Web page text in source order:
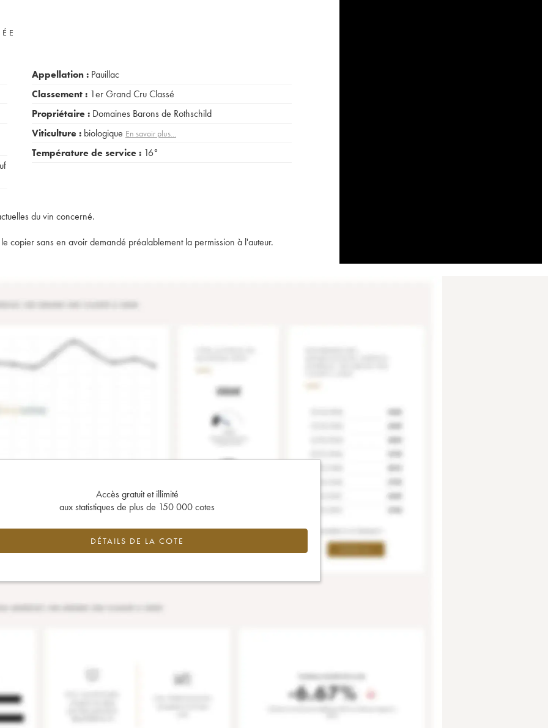
Appellation : Pauillac
Classement : 1er Grand Cru Classé
Propriétaire : Domaines Barons de Rothschild
Viticulture : biologique En savoir plus...
Température de service : 16°
du vin concerné.
copier sans en avoir demandé préalablement la permission à l'auteur.
Accès gratuit et illimité
aux statistiques de plus de 150 000 cotes
DÉTAILS DE LA COTE